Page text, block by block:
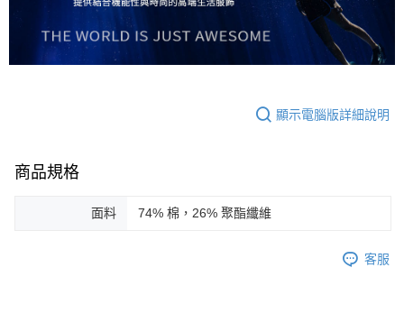
顯示電腦版詳細說明
商品規格
面料 74% 棉，26% 聚酯纖維
客服